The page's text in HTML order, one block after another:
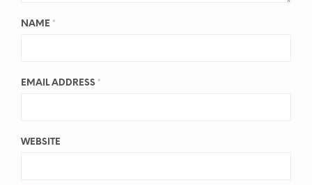
NAME *
EMAIL ADDRESS *
WEBSITE